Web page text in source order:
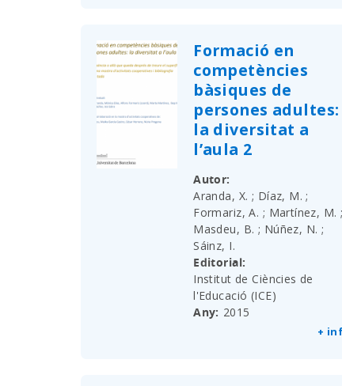
Formació en
competències
bàsiques de
persones adultes:
la diversitat a
l’aula 2
Autor
Aranda, X. ; Díaz, M. ;
Formariz, A. ; Martínez, M. ;
Masdeu, B. ; Núñez, N. ;
Sáinz, I.
Editorial
Institut de Ciències de
l'Educació (ICE)
Any 2015
+